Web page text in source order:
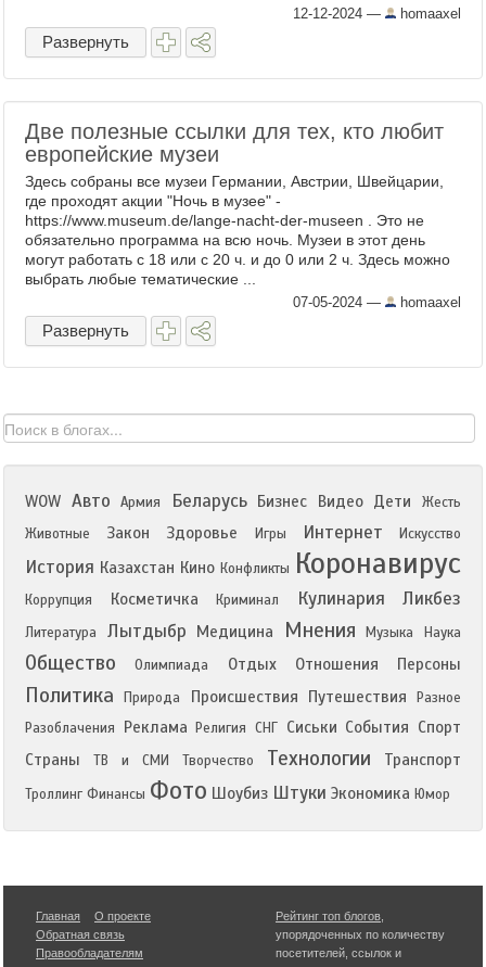
из названия, это рынок, который
устраивается раз в год. ...
12-12-2024 — homaaxel
Развернуть
Две полезные ссылки для тех, кто любит
европейские музеи
Здесь собраны все музеи Германии, Австрии, Швейцарии,
где проходят акции "Ночь в музее" -
https://www.museum.de/lange-nacht-der-museen . Это не
обязательно программа на всю ночь. Музеи в этот день
могут работать с 18 или с 20 ч. и до 0 или 2 ч. Здесь можно
выбрать любые тематические ...
07-05-2024 — homaaxel
Развернуть
WOW Авто Армия Беларусь Бизнес Видео Дети
Жесть
Животные
Закон Здоровье Игры Интернет Искусство
История Казахстан Кино Конфликты Коронавирус
Коррупция Косметичка Криминал Кулинария Ликбез
Литература Лытдыбр Медицина Мнения Музыка Наука
Общество Олимпиада Отдых Отношения Персоны
Политика Природа Происшествия Путешествия
Разное
Разоблачения
Реклама Религия СНГ Сиськи События Спорт
Страны
ТВ и СМИ Творчество Технологии Транспорт
Троллинг Финансы Фото Шоубиз Штуки Экономика Юмор
Главная
О проекте
Обратная связь
Правообладателям
Рейтинг топ блогов
упорядоченных по количеству
посетителей, ссылок и